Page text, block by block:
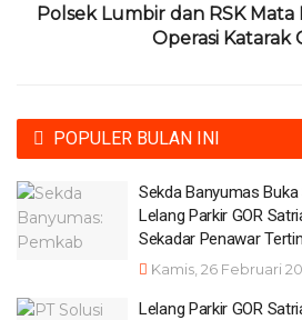
Polsek Lumbir dan RSK
Operasi Katarak
POPULER BULAN INI
Sekda Banyumas
Lelang Parkir GOR
Sekadar Penawar
Kamis, 26 Februari
Lelang Parkir GOR